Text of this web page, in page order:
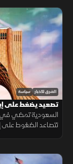
الشرق للأخبار سياسة
تصعيد يضغط على
السعودية تمضي في
تتصاعد الضغوط على